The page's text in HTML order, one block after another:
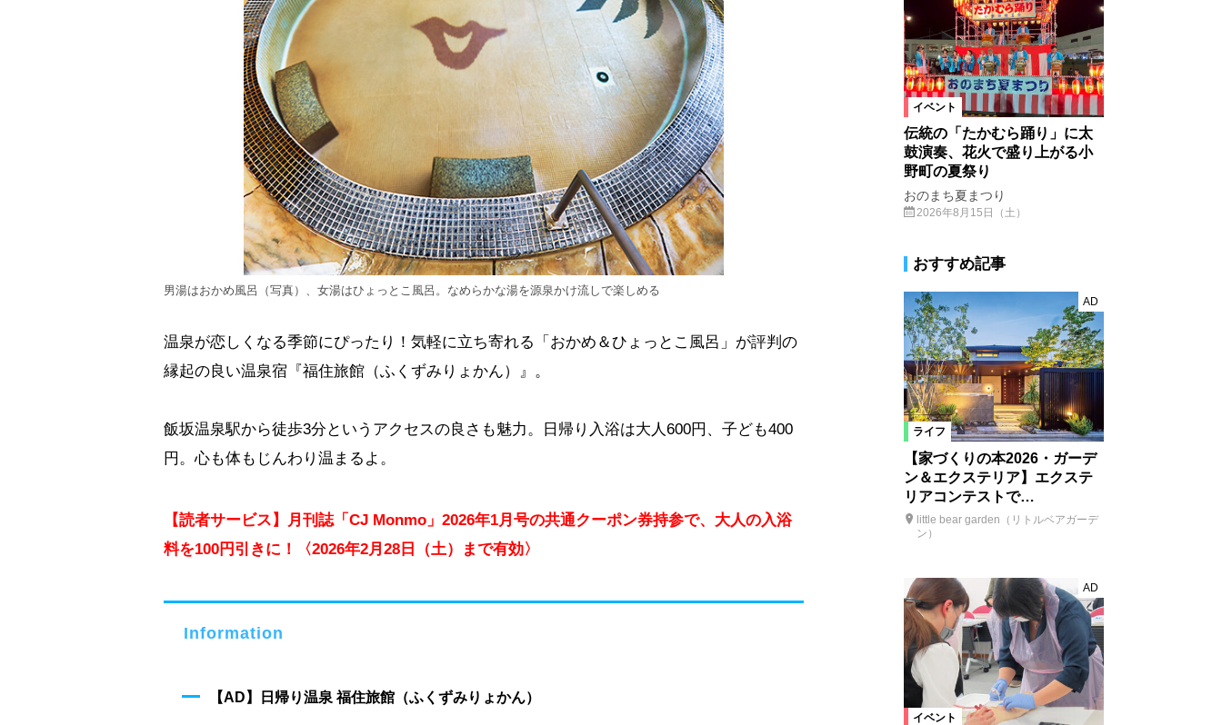
男湯はおかめ風呂（写真）、女湯はひょっとこ風呂。なめらかな湯を源泉かけ流しで楽しめる
温泉が恋しくなる季節にぴったり！気軽に立ち寄れる「おかめ＆ひょっとこ風呂」が評判の
縁起の良い温泉宿『福住旅館（ふくずみりょかん）』。
飯坂温泉駅から徒歩3分というアクセスの良さも魅力。日帰り入浴は大人600円、子ども400
円。心も体もじんわり温まるよ。
【読者サービス】月刊誌「CJ Monmo」2026年1月号の共通クーポン券持参で、大人の入浴
料を100円引きに！〈2026年2月28日（土）まで有効〉
Information
【AD】日帰り温泉 福住旅館（ふくずみりょかん）
イベント
伝統の「たかむら踊り」に太
鼓演奏、花火で盛り上がる小
野町の夏祭り
おのまち夏まつり
2026年8月15日（土）
おすすめ記事
ライフ
AD
【家づくりの本2026・ガーデ
ン＆エクステリア】エクステ
リアコンテストで…
little bear garden（リトルベアガーデ
ン）
イベント
AD